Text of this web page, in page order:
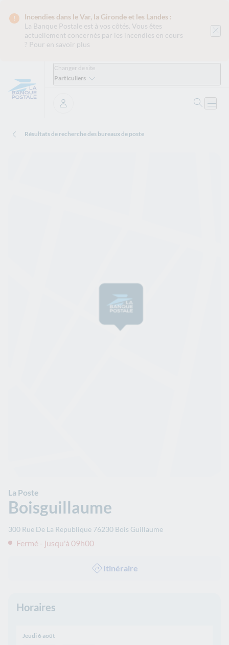
Incendies dans le Var, la Gironde et les Landes :
La Banque Postale est à vos côtés. Vous êtes
actuellement concernés par les incendies en cours
? Pour en savoir plus
Changer de site
Particuliers
Se connecter
Résultats de recherche des bureaux de poste
La Poste
Boisguillaume
300 Rue De La Republique 76230 Bois Guillaume
Fermé - jusqu'à 09h00
Itinéraire
Horaires
Jeudi 6 août